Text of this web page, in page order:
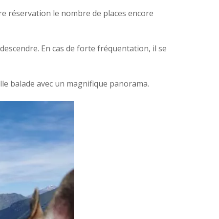
réservation le nombre de places encore
En cas de forte fréquentation, il se
balade avec un magnifique panorama.